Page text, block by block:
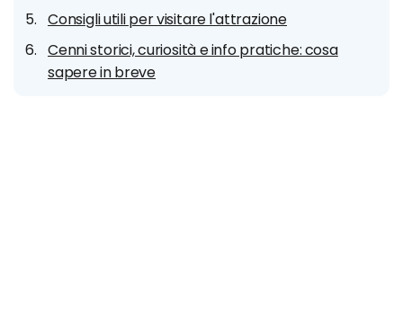
Consigli utili per visitare l'attrazione
Cenni storici, curiosità e info pratiche: cosa
sapere in breve